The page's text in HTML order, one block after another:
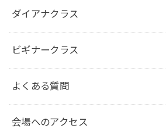
ダイアナクラス
ビギナークラス
よくある質問
会場へのアクセス